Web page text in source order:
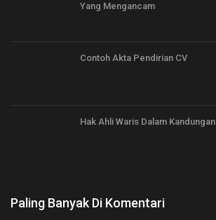
Yang Mengancam
Contoh Akta Pendirian CV
Hak Ahli Waris Dalam Kandungan
Paling Banyak Di Komentari